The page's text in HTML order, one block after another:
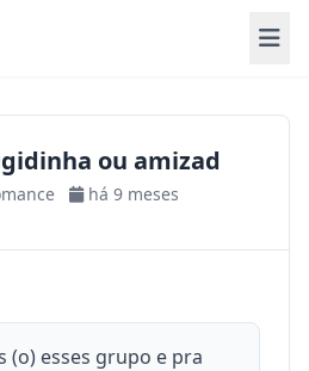
ou amizad
há 9 meses
(o) esses grupo e pra